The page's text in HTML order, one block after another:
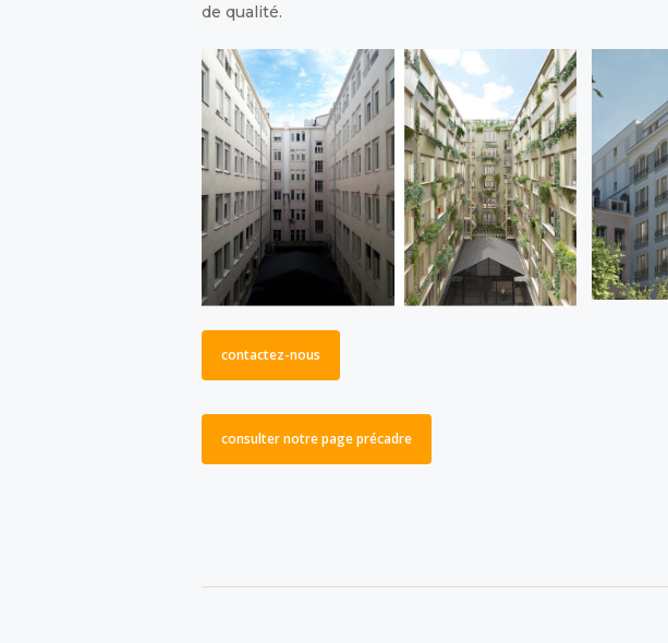
de qualité.
contactez-nous
consulter notre page précadre